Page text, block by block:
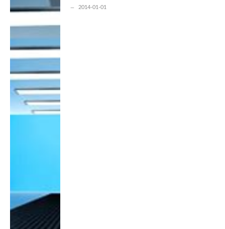
2014-01-01